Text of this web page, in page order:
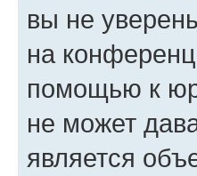
вы не
на
помощью к
не может
является